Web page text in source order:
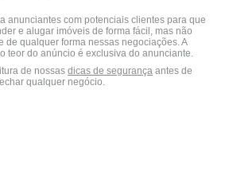
anunciantes com potenciais clientes para que
e alugar imóveis de forma fácil, mas não
de qualquer forma nessas negociações. A
teor do anúncio é exclusiva do anunciante.
de nossas dicas de segurança antes de
qualquer negócio.